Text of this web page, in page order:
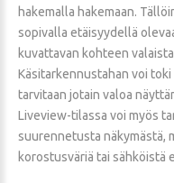
hakemalla hakemaan.
sopivalla etäisyydellä
kuvattavan kohteen
Käsitarkennustahan voi
tarvitaan jotain valoa
Liveview-tilassa voi myös
suurennetusta näkymästä,
korostusväriä tai sähköistä